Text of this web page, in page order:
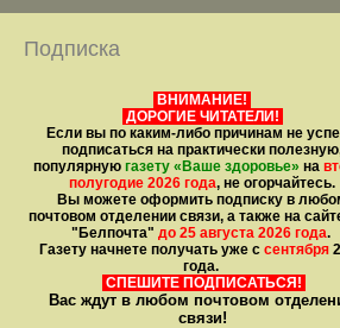
Подписка
ВНИМАНИЕ!
ДОРОГИЕ ЧИТАТЕЛИ!
Если вы по каким-либо причинам не
подписаться на практически
популярную газету «Ваше здоровье» на
полугодие 2026 года, не огорчайтесь.
Вы можете оформить подписку в
почтовом отделении связи, а также на
"Белпочта" до 25 августа 2026 года.
Газету начнете получать уже с сентября
года.
СПЕШИТЕ ПОДПИСАТЬСЯ!
Вас ждут в любом почтовом
связи!